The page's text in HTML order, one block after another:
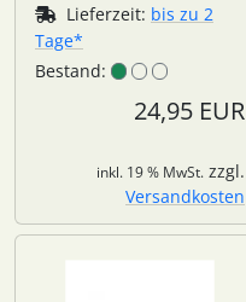
Lieferzeit: bis zu 2
Tage*
Bestand:
24,95 EUR
inkl. 19 % MwSt. zzgl.
Versandkosten